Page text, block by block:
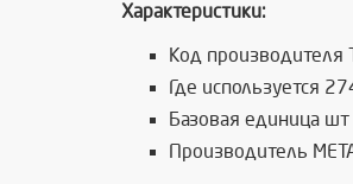
Характеристики:
Код
Где используется
Базовая единица шт
Производитель